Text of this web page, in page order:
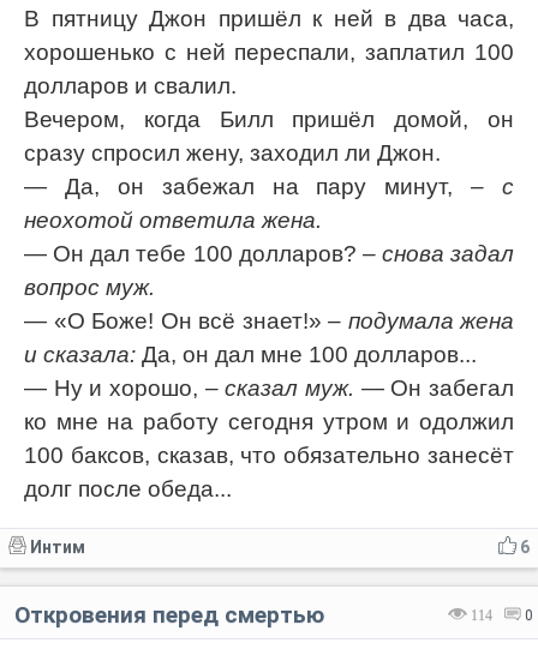
В пятницу Джон пришёл к ней в два часа,
хорошенько с ней переспали, заплатил 100
долларов и свалил.
Вечером, когда Билл пришёл домой, он
сразу спросил жену, заходил ли Джон.
— Да, он забежал на пару минут,– с
неохотой ответила жена.
— Он дал тебе 100 долларов? – снова задал
вопрос муж.
— «О Боже! Он всё знает!» – подумала жена
и сказала: Да, он дал мне 100 долларов...
— Ну и хорошо, – сказал муж. — Он забегал
ко мне на работу сегодня утром и одолжил
100 баксов, сказав, что обязательно занесёт
долг после обеда...
6
Интим
114 0
Откровения перед смертью